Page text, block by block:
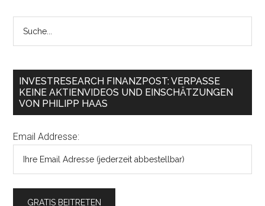
INVESTRESEARCH FINANZPOST: VERPASSE
KEINE AKTIENVIDEOS UND EINSCHÄTZUNGEN
VON PHILIPP HAAS
Email Addresse: